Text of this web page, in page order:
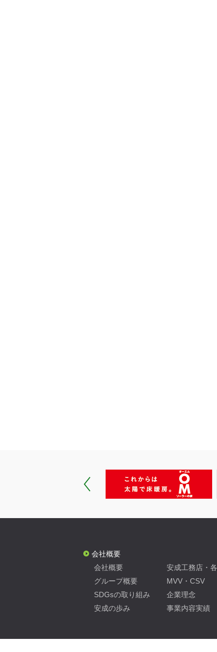
会社概要
会社概要
安成工務店・
グループ概要
MVV・CSV
SDGsの取り組み
企業理念
安成の歩み
事業内容実績